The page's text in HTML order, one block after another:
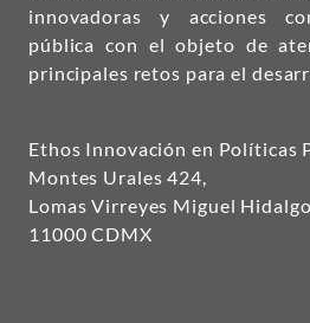
innovadoras y acciones
pública con el objeto de
principales retos para el
Ethos Innovación en Políticas
Montes Urales 424,
Lomas Virreyes Miguel Hidalgo,
11000 CDMX